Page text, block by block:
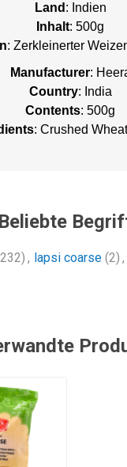
Land : Indien
Inhalt: 500g
: Zerkleinerter
Manufacturer:
Country: India
Contents: 500g
: Crushed
Beliebte
, lapsi coarse (2) ,